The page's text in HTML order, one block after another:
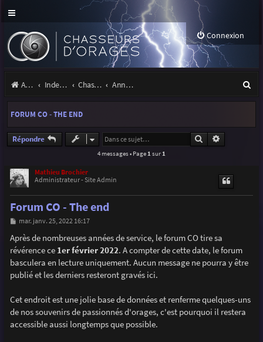
Connexion
Accueil Index du forum Chasseurs d'Orages Annonces, actualités et information du site et du forum
e
FORUM CO - THE END
Répondre Rechercher
4 messages • Page 1 sur 1
Mathieu Brochier
Administrateur - Site Admin
Forum CO - The end
M
s
s
a
e
mar. janv. 25, 2022 16:17
Après de nombreuses années de service, le forum CO tire sa
révérence ce 1er février 2022. A compter de cette date, le forum
basculera en lecture uniquement. Aucun message ne pourra y être
publié et les derniers resteront gravés ici.
Cet endroit est une jolie base de données et renferme quelques-uns
de nos souvenirs de passionnés d'orages, c'est pourquoi il restera
accessible aussi longtemps que possible.